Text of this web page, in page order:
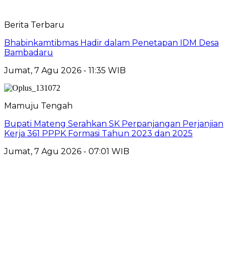
Berita Terbaru
Bhabinkamtibmas Hadir dalam Penetapan IDM Desa
Bambadaru
Jumat, 7 Agu 2026 - 11:35 WIB
Mamuju Tengah
Bupati Mateng Serahkan SK Perpanjangan Perjanjian
Kerja 361 PPPK Formasi Tahun 2023 dan 2025
Jumat, 7 Agu 2026 - 07:01 WIB